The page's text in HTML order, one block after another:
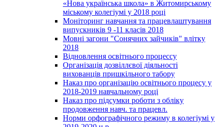
«Нова українська школа» в Житомирському
міському колегіумі у 2018 році
Моніторинг навчання та працевлаштування
випускників 9 -11 класів 2018
Мовні загони "Сонячних зайчиків" влітку
2018
Відновлення освітнього процессу
Організація дозвіллєвої діяльності
вихованців пришкільного табору
Наказ про організацію освітнього процесу у
2018-2019 навчальному році
Наказ про підсумки роботи з обліку
продовження навч. та працевл.
Норми орфографічного режиму в колегіумі у